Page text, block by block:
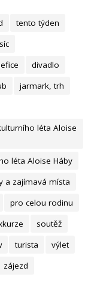
tento týden
divadlo
jarmark, trh
léta Aloise
léta Aloise Háby
a zajímavá místa
pro celou rodinu
soutěž
turista
výlet
zájezd